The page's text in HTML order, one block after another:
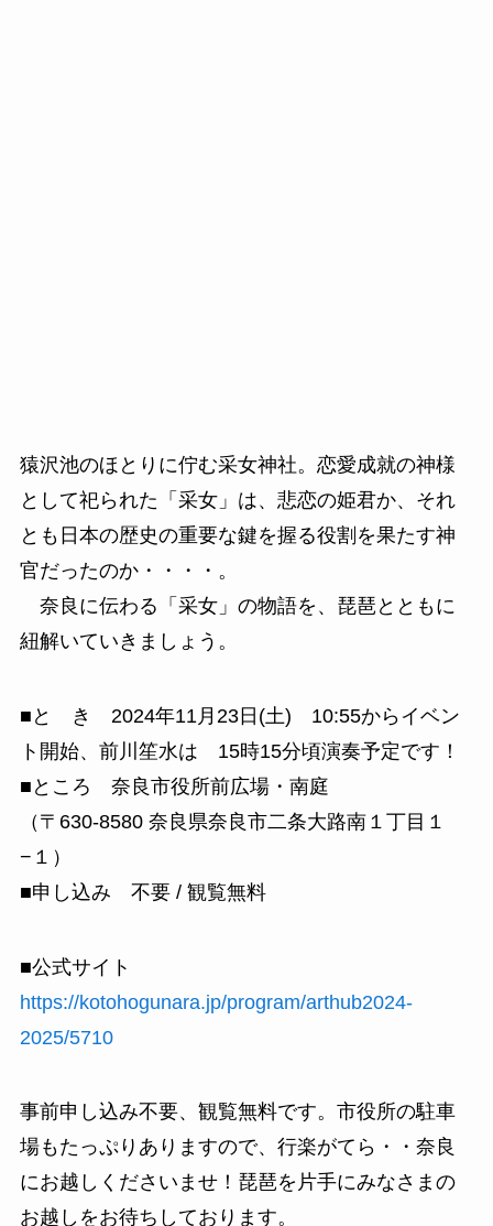
猿沢池のほとりに佇む采女神社。恋愛成就の神様
として祀られた「采女」は、悲恋の姫君か、それ
とも日本の歴史の重要な鍵を握る役割を果たす神
官だったのか・・・・。
奈良に伝わる「采女」の物語を、琵琶とともに
紐解いていきましょう。
■と き 2024年11月23日(土) 10:55からイベン
ト開始、前川笙水は 15時15分頃演奏予定です！
■ところ 奈良市役所前広場・南庭
（〒630-8580 奈良県奈良市二条大路南１丁目１
−１）
■申し込み 不要 / 観覧無料
■公式サイト
https://kotohogunara.jp/program/arthub2024-
2025/5710
事前申し込み不要、観覧無料です。市役所の駐車
場もたっぷりありますので、行楽がてら・・奈良
にお越しくださいませ！琵琶を片手にみなさまの
お越しをお待ちしております。